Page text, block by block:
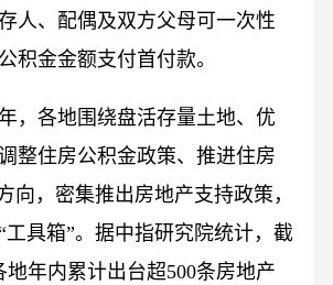
人、配偶及双方父母可一次性
积金金额支付首付款。
，各地围绕盘活存量土地、优
整住房公积金政策、推进住房
向，密集推出房地产支持政策，
工具箱”。据中指研究院统计，截
地年内累计出台超500条房地产